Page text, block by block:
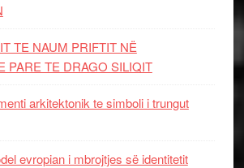
TE NAUM PRIFTIT NË
PARE TE DRAGO SILIQIT
arkitektonik te simboli i trungut
evropian i mbrojtjes së identitetit